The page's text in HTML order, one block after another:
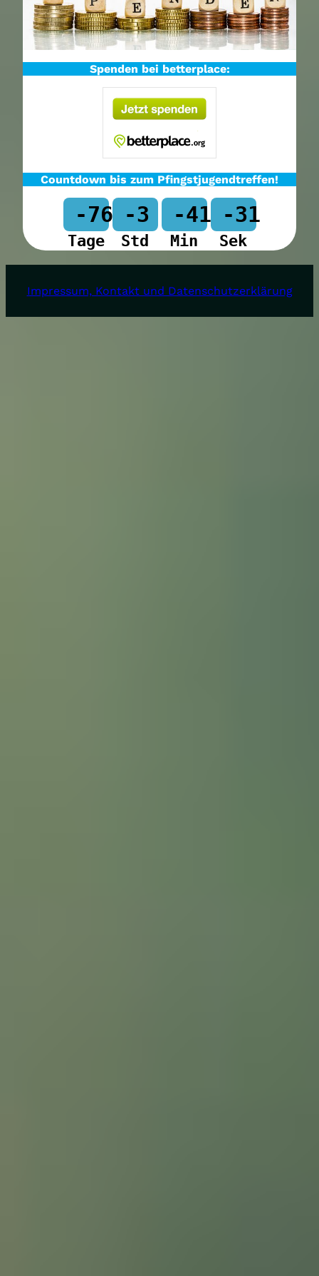
Spenden bei betterplace:
Countdown bis zum Pfingstjugendtreffen!
-76
Tage
-3
Std
-41
Min
-31
Sek
Impressum, Kontakt und Datenschutzerklärung